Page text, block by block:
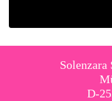
D-